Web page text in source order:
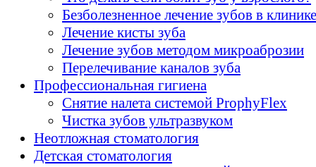
Безболезненное лечение зубов в
Лечение кисты зуба
Лечение зубов методом микроаброзии
Перелечивание каналов зуба
Профессиональная гигиена
Снятие налета системой ProphyFlex
Чистка зубов ультразвуком
Неотложная стоматология
Детская стоматология